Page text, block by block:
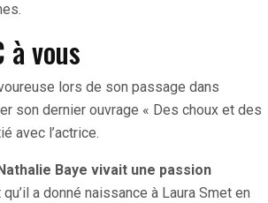
vous
lors de son passage dans
son dernier ouvrage « Des choux et des
avec l’actrice.
Baye vivait une passion
a donné naissance à Laura Smet en